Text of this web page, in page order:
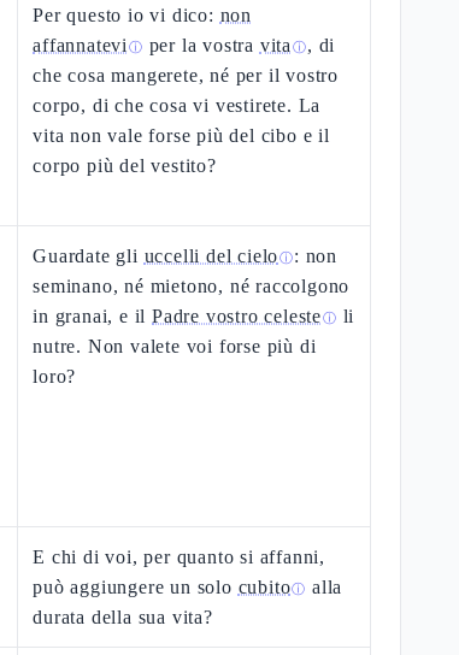
Per questo io vi dico: non
affannatevi ⓘ per la vostra vita ⓘ, di
che cosa mangerete, né per il vostro
corpo, di che cosa vi vestirete. La
vita non vale forse più del cibo e il
corpo più del vestito?
Guardate gli uccelli del cieloⓘ: non
seminano, né mietono, né raccolgono
in granai, e ilPadre vostro celesteⓘ li
nutre. Non valete voi forse più di
loro?
E chi di voi, per quanto si affanni,
può aggiungere un solo cubitoⓘ alla
durata della sua vita?